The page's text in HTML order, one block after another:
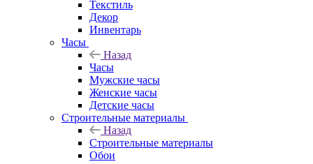
Текстиль
Декор
Инвентарь
Часы
Назад
Часы
Мужские часы
Женские часы
Детские часы
Строительные материалы
Назад
Строительные материалы
Обои